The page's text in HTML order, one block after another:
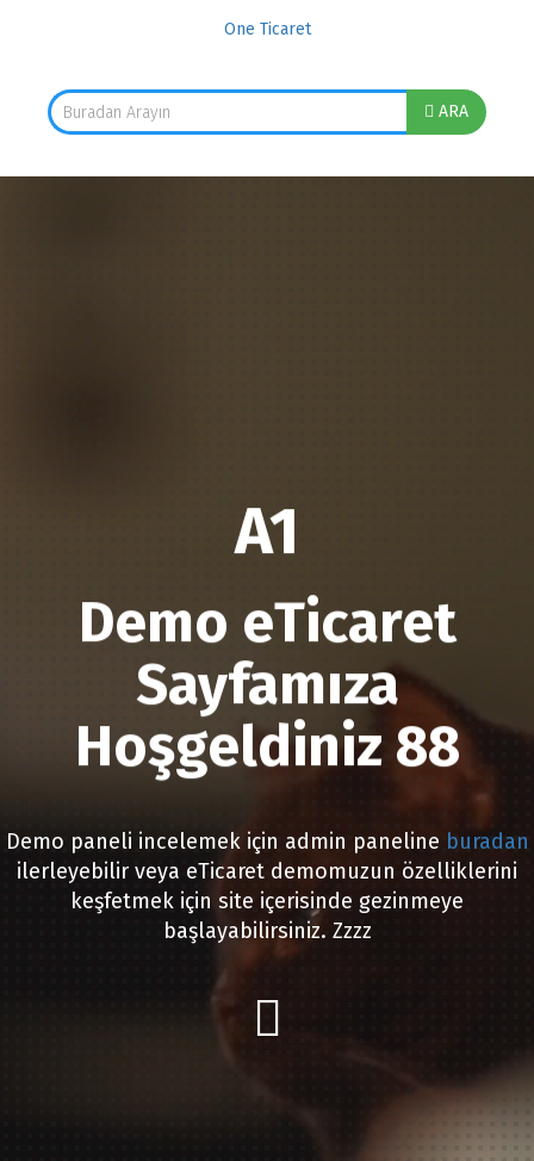
One Ticaret
ARA
A1
Demo eTicaret
Sayfamıza
Hoşgeldiniz 88
Demo paneli incelemek için admin paneline buradan
ilerleyebilir veya eTicaret demomuzun özelliklerini
keşfetmek için site içerisinde gezinmeye
başlayabilirsiniz. Zzzz